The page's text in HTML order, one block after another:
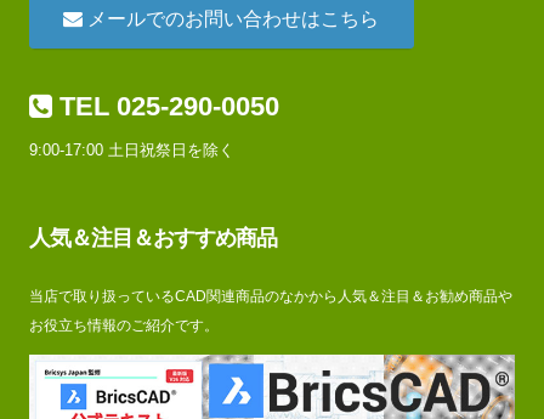
メールでのお問い合わせはこちら
TEL 025-290-0050
9:00-17:00 土日祝祭日を除く
人気＆注目＆おすすめ商品
当店で取り扱っているCAD関連商品のなかから人気＆注目＆お勧め商品や
お役立ち情報のご紹介です。